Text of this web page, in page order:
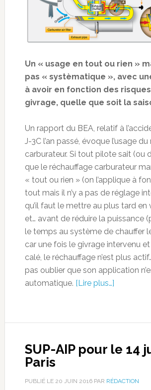
Un « usage en tout ou rien »
pas « systèmatique », avec
à avoir en fonction des
givrage, quelle que soit la
Un rapport du BEA, relatif à
J-3C l’an passé, évoque l’usage
carburateur. Si tout pilote sait (ou
que le réchauffage carburateur
« tout ou rien » (on l’applique à
tout mais il n’y a pas de réglage
qu’il faut le mettre au plus tard en
et… avant de réduire la puissance
le temps au système de chauffer
car une fois le givrage intervenu
calé, le réchauffage n’est plus
pas oublier que son application
automatique. [Lire plus…]
SUP-AIP pour le 14
Paris
PUBLIÉ LE 20 JUIN 2016PAR RÉDACTION